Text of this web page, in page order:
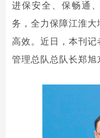
进保安全、保畅通
务，全力保障江淮
高效。近日，本刊
管理总队总队长郑旭